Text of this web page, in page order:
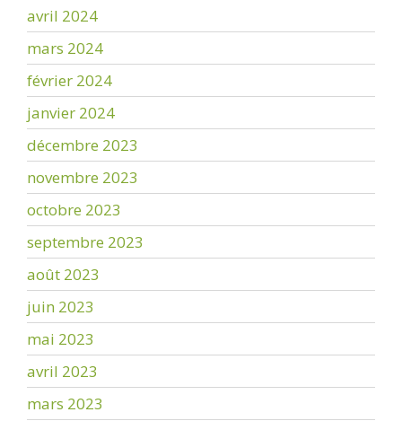
avril 2024
mars 2024
février 2024
janvier 2024
décembre 2023
novembre 2023
octobre 2023
septembre 2023
août 2023
juin 2023
mai 2023
avril 2023
mars 2023